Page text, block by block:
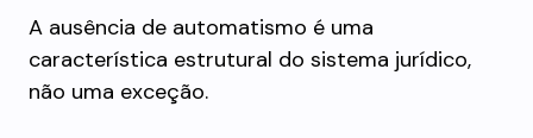
A ausência de automatismo é uma
característica estrutural do sistema jurídico,
não uma exceção.